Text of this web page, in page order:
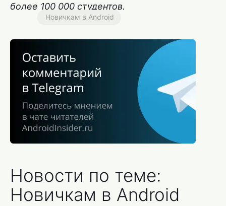
более 100 000 студентов.
Новичкам в Android
Новости по теме:
Новичкам в Android